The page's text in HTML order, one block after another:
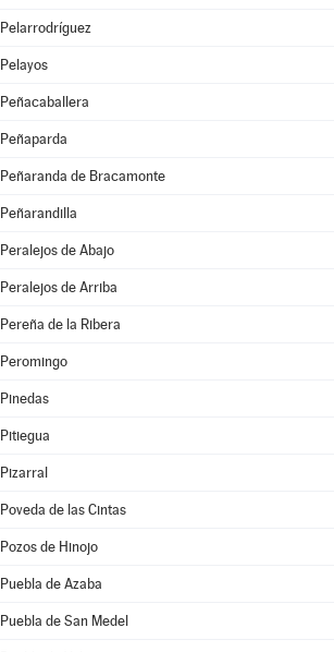
Pelarrodríguez
Pelayos
Peñacaballera
Peñaparda
Peñaranda de Bracamonte
Peñarandilla
Peralejos de Abajo
Peralejos de Arriba
Pereña de la Ribera
Peromingo
Pinedas
Pitiegua
Pizarral
Poveda de las Cintas
Pozos de Hinojo
Puebla de Azaba
Puebla de San Medel